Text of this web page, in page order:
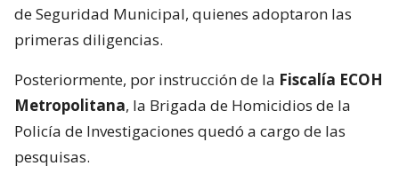
de Seguridad Municipal, quienes adoptaron las
primeras diligencias.
Posteriormente, por instrucción de la Fiscalía ECOH
Metropolitana, la Brigada de Homicidios de la
Policía de Investigaciones quedó a cargo de las
pesquisas.